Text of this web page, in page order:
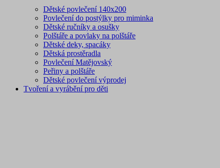
Dětské povlečení 140x200
Povlečení do postýlky pro miminka
Dětské ručníky a osušky
Polštáře a povlaky na polštáře
Dětské deky, spacáky
Dětská prostěradla
Povlečení Matějovský
Peřiny a polštáře
Dětské povlečení výprodej
Tvoření a vyrábění pro děti